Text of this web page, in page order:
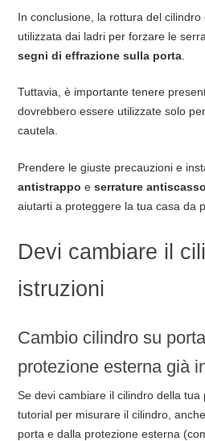
In conclusione, la rottura del
utilizzata dai ladri per forzare le
segni di effrazione sulla porta.
Tuttavia, è importante tenere
dovrebbero essere utilizzate solo
cautela.
Prendere le giuste precauzioni e
antistrappo e serrature antiscasso
aiutarti a proteggere la tua casa da
Devi cambiare il
istruzioni
Cambio cilindro su
protezione esterna già
Se devi cambiare il cilindro della tua
tutorial per misurare il cilindro,
porta e dalla protezione esterna